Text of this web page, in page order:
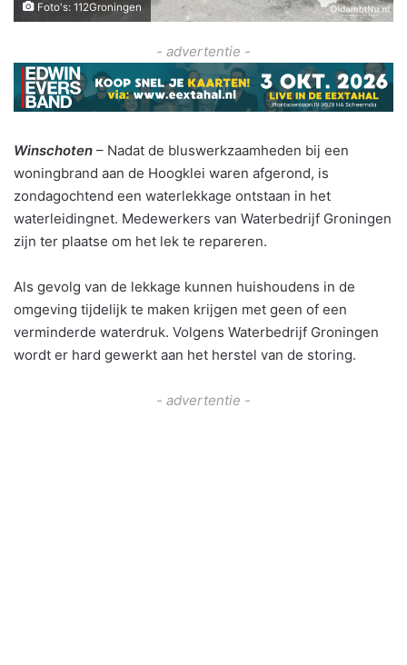
Foto's: 112Groningen
- advertentie -
Winschoten – Nadat de bluswerkzaamheden bij een
woningbrand aan de Hoogklei waren afgerond, is
zondagochtend een waterlekkage ontstaan in het
waterleidingnet. Medewerkers van Waterbedrijf Groningen
zijn ter plaatse om het lek te repareren.
Als gevolg van de lekkage kunnen huishoudens in de
omgeving tijdelijk te maken krijgen met geen of een
verminderde waterdruk. Volgens Waterbedrijf Groningen
wordt er hard gewerkt aan het herstel van de storing.
- advertentie -